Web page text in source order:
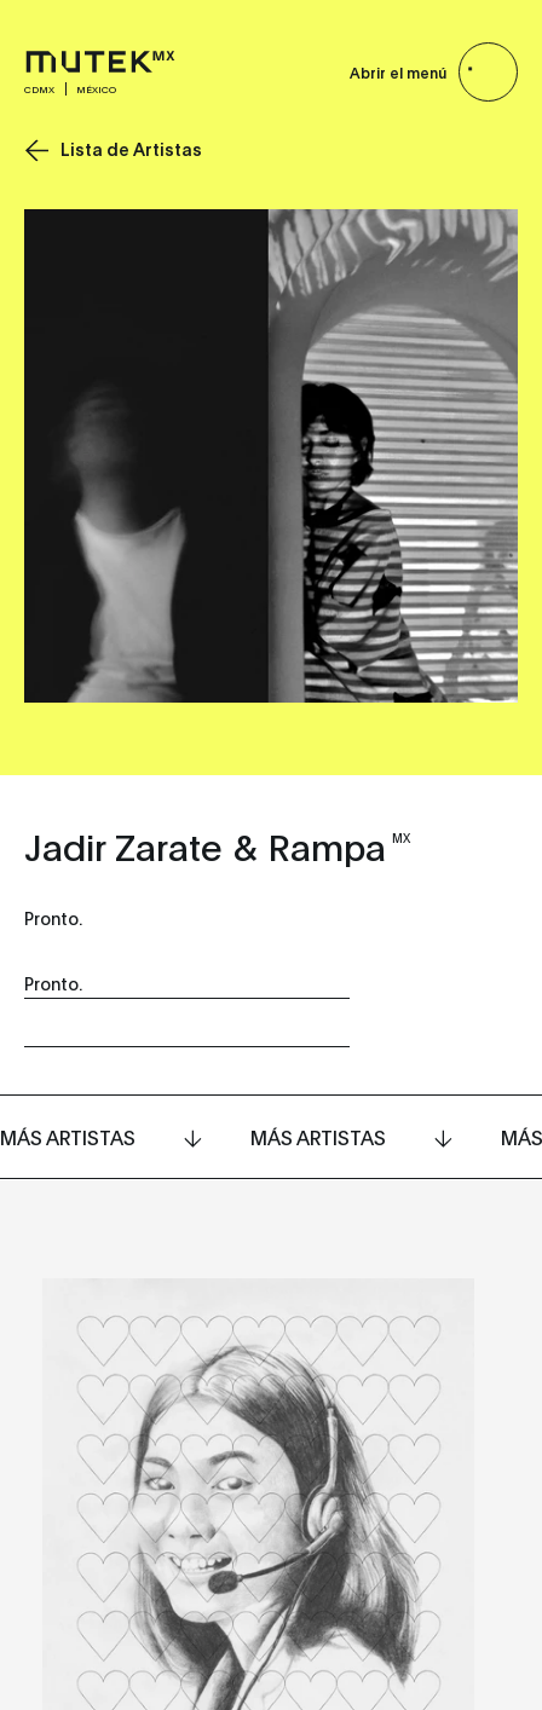
CDMX MÉXICO
Abrir el menú
Lista de Artistas
Jadir Zarate & Rampa MX
Pronto.
Pronto.
MÁS ARTISTAS MÁS ARTISTAS